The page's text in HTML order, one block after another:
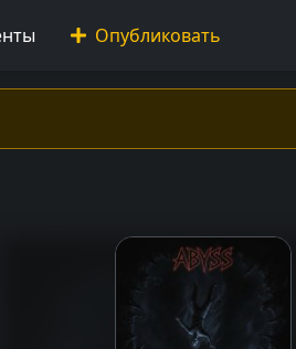
Опубликовать